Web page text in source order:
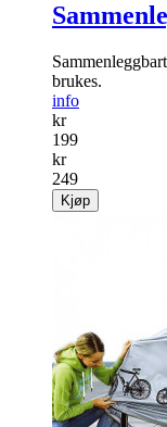
brukes.
info
kr
199
kr
249
Kjøp